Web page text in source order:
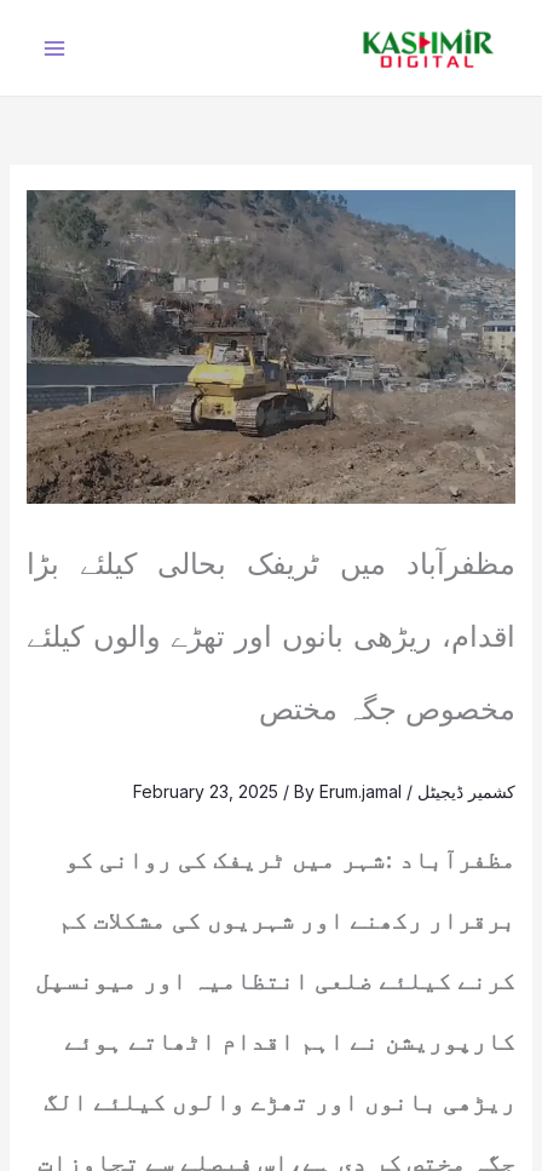
مظفرآباد میں ٹریفک بحالی کیلئے بڑا
اقدام، ریڑھی بانوں اور تھڑے والوں کیلئے
مخصوص جگہ مختص
کشمیر ڈیجیٹل /
February 23, 2025 / ByErum.jamal
مظفرآباد :شہر میں ٹریفک کی روانی کو
برقرار رکھنے اور شہریوں کی مشکلات کم
کرنے کیلئے ضلعی انتظامیہ اور میونسپل
کارپوریشن نے اہم اقدام اٹھاتے ہوئے
ریڑھی بانوں اور تھڑے والوں کیلئے الگ
جگہ مختص کر دی ہے،اس فیصلے سے تجاوزات